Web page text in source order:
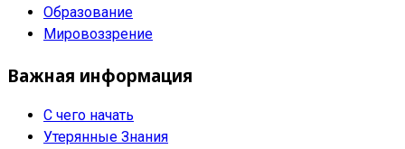
Образование
Мировоззрение
Важная информация
С чего начать
Утерянные Знания